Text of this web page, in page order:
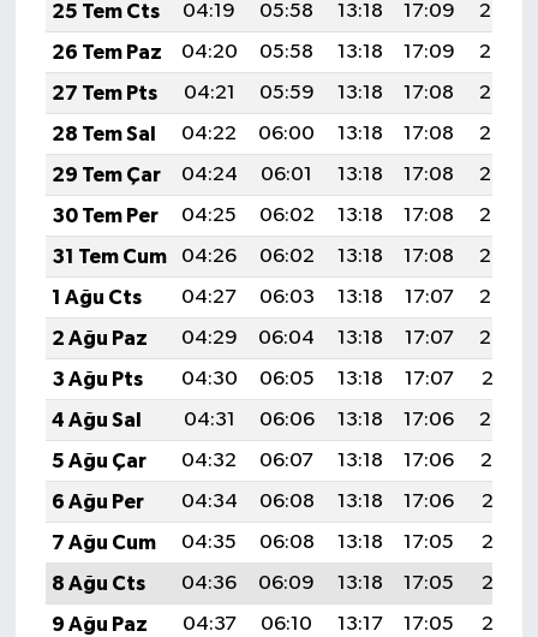
25 Tem Cts
04:19 05:58 13:18 17:09
20:29
26 Tem Paz
04:20 05:58 13:18 17:09
20:28
27 Tem Pts
04:21 05:59 13:18 17:08
20:28
28 Tem Sal
04:22 06:00 13:18 17:08
20:27
29 Tem Çar
04:24 06:01 13:18 17:08
20:26
30 Tem Per
04:25 06:02 13:18 17:08
20:25
31 Tem Cum
04:26 06:02 13:18 17:08
20:24
1 Ağu Cts
04:27 06:03 13:18 17:07
20:23
2 Ağu Paz
04:29 06:04 13:18 17:07
20:22
3 Ağu Pts
04:30 06:05 13:18 17:07
20:21
4 Ağu Sal
04:31 06:06 13:18 17:06
20:20
5 Ağu Çar
04:32 06:07 13:18 17:06
20:19
6 Ağu Per
04:34 06:08 13:18 17:06
20:18
7 Ağu Cum
04:35 06:08 13:18 17:05
20:17
8 Ağu Cts
04:36 06:09 13:18 17:05
20:16
9 Ağu Paz
04:37 06:10 13:17 17:05
20:15